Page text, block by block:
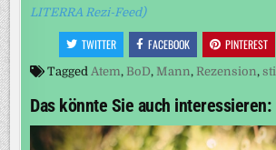
LITERRA Rezi-Feed)
TWITTER FACEBOOK PINTEREST
Tagged Atem, BoD, Mann, Rezension,
Das könnte Sie auch interessieren: